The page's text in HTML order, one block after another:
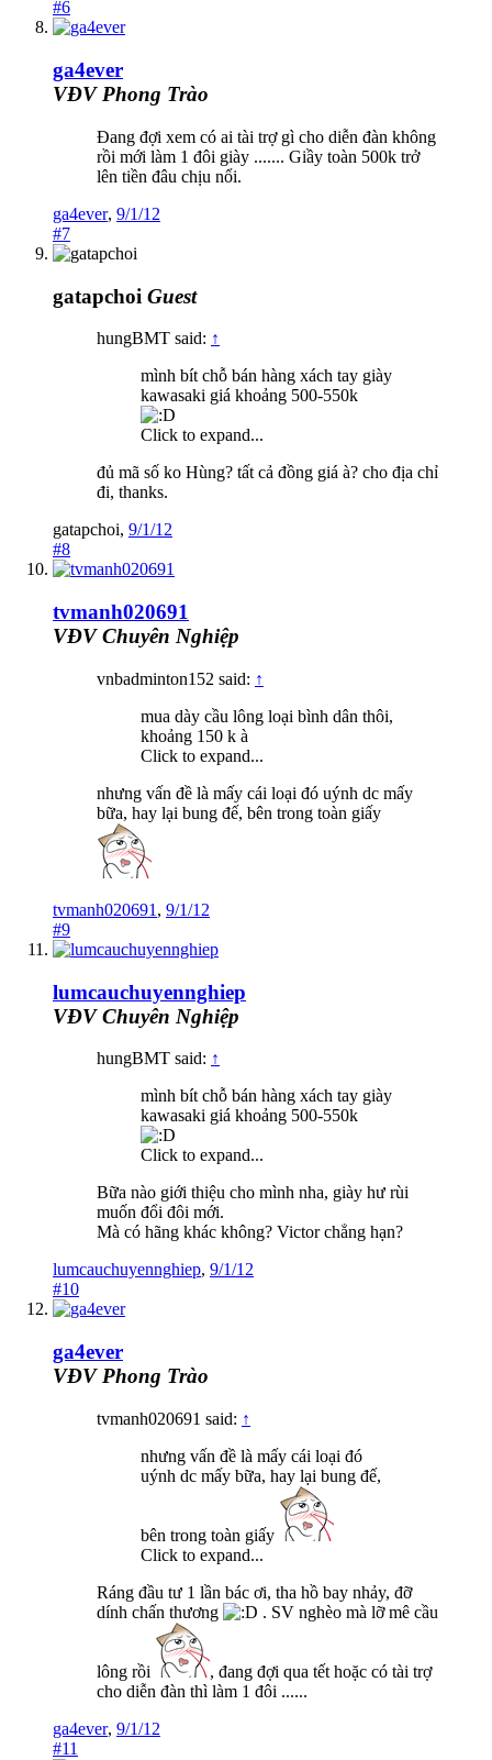
#6
ga4ever
VĐV Phong Trào
Đang đợi xem có ai tài trợ gì cho diễn đàn không
rồi mới làm 1 đôi giày ....... Giầy toàn 500k trở
lên tiền đâu chịu nổi.
ga4ever, 9/1/12
#7
gatapchoi Guest
hungBMT said: ↑
mình bít chỗ bán hàng xách tay giày
kawasaki giá khoảng 500-550k
Click to expand...
đủ mã số ko Hùng? tất cả đồng giá à? cho địa chỉ
đi, thanks.
gatapchoi, 9/1/12
#8
tvmanh020691
VĐV Chuyên Nghiệp
vnbadminton152 said: ↑
mua dày cầu lông loại bình dân thôi,
khoảng 150 k à
Click to expand...
nhưng vấn đề là mấy cái loại đó uýnh dc mấy
bữa, hay lại bung đế, bên trong toàn giấy
tvmanh020691 , 9/1/12
#9
lumcauchuyennghiep
VĐV Chuyên Nghiệp
hungBMT said: ↑
mình bít chỗ bán hàng xách tay giày
kawasaki giá khoảng 500-550k
Click to expand...
Bữa nào giới thiệu cho mình nha, giày hư rùi
muốn đổi đôi mới.
Mà có hãng khác không? Victor chẳng hạn?
lumcauchuyennghiep, 9/1/12
#10
ga4ever
VĐV Phong Trào
tvmanh020691 said: ↑
nhưng vấn đề là mấy cái loại đó
uýnh dc mấy bữa, hay lại bung đế,
bên trong toàn giấy
Click to expand...
Ráng đầu tư 1 lần bác ơi, tha hồ bay nhảy, đỡ
dính chấn thương
. SV nghèo mà lỡ mê cầu
lông rồi
, đang đợi qua tết hoặc có tài trợ
cho diễn đàn thì làm 1 đôi ......
ga4ever, 9/1/12
#11